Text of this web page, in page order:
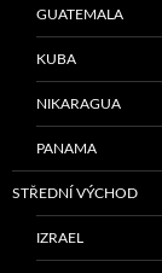
GUATEMALA
KUBA
NIKARAGUA
PANAMA
STŘEDNÍ VÝCHOD
IZRAEL